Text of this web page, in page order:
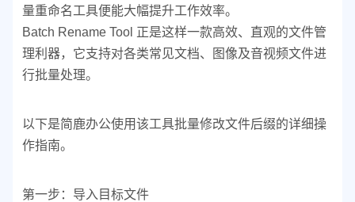
量重命名工具便能大幅提升工作效率。
Batch Rename Tool 正是这样一款高效、直观的文件管
理利器，它支持对各类常见文档、图像及音视频文件进
行批量处理。
以下是简鹿办公使用该工具批量修改文件后缀的详细操
作指南。
第一步：导入目标文件